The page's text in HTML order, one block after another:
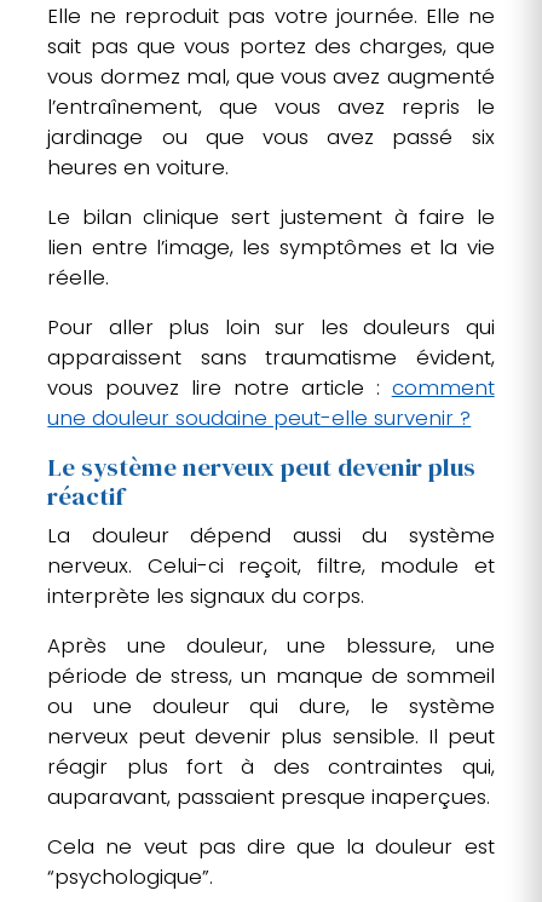
Elle ne reproduit pas votre journée. Elle ne
sait pas que vous portez des charges, que
vous dormez mal, que vous avez augmenté
l’entraînement, que vous avez repris le
jardinage ou que vous avez passé six
heures en voiture.
Le bilan clinique sert justement à faire le
lien entre l’image, les symptômes et la vie
réelle.
Pour aller plus loin sur les douleurs qui
apparaissent sans traumatisme évident,
vous pouvez lire notre article : comment
une douleur soudaine peut-elle survenir ?
Le système nerveux peut devenir plus
réactif
La douleur dépend aussi du système
nerveux. Celui-ci reçoit, filtre, module et
interprète les signaux du corps.
Après une douleur, une blessure, une
période de stress, un manque de sommeil
ou une douleur qui dure, le système
nerveux peut devenir plus sensible. Il peut
réagir plus fort à des contraintes qui,
auparavant, passaient presque inaperçues.
Cela ne veut pas dire que la douleur est
“psychologique”.